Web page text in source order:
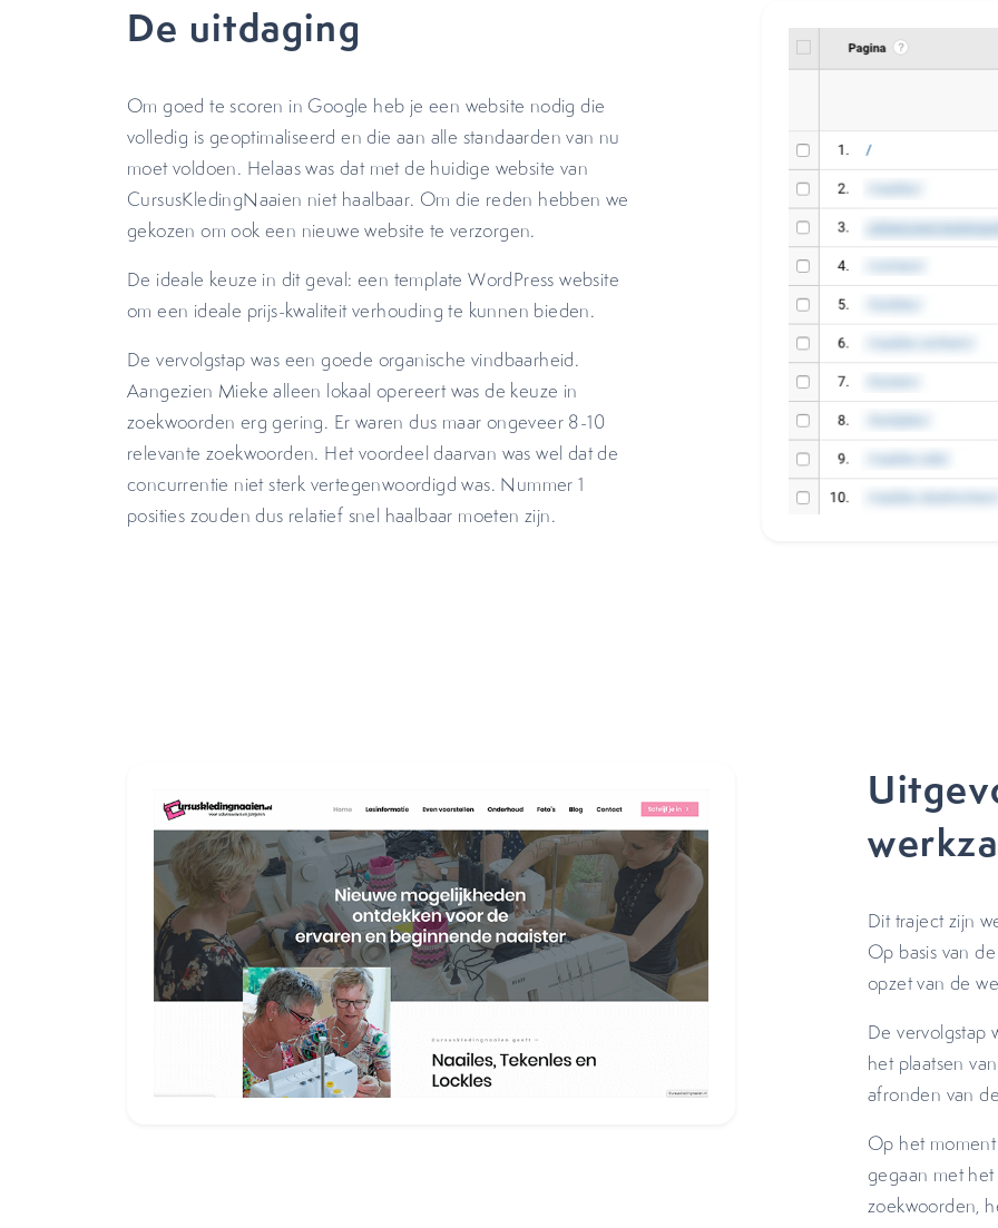
De uitdaging
Om goed te scoren in Google heb je een website nodig die
volledig is geoptimaliseerd en die aan alle standaarden van nu
moet voldoen. Helaas was dat met de huidige website van
CursusKledingNaaien niet haalbaar. Om die reden hebben we
gekozen om ook een nieuwe website te verzorgen.
De ideale keuze in dit geval: een template WordPress website
om een ideale prijs-kwaliteit verhouding te kunnen bieden.
De vervolgstap was een goede organische vindbaarheid.
Aangezien Mieke alleen lokaal opereert was de keuze in
zoekwoorden erg gering. Er waren dus maar ongeveer 8-10
relevante zoekwoorden. Het voordeel daarvan was wel dat de
concurrentie niet sterk vertegenwoordigd was. Nummer 1
posities zouden dus relatief snel haalbaar moeten zijn.
Dit traject zijn
Op basis van
opzet van de
De vervolgstap
het plaatsen
afronden van
Op het
gegaan met het
zoekwoorden,